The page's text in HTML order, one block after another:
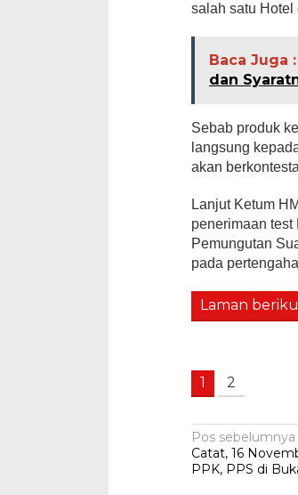
salah satu Hotel
Baca Juga :
dan
Sebab produk
langsung
akan
Lanjut Ketum
penerimaan
Pemungutan
pada
Laman
1 2
Navigasi
pos
Pos sebelumnya
Catat, 16
PPK, PPS di